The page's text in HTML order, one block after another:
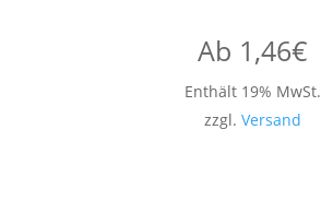
Ab 1,46€
Enthält 19% MwSt.
zzgl. Versand